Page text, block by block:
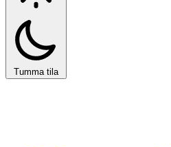
Tumma tila